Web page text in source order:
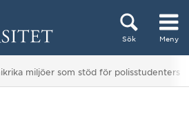
Sök Meny
här: miljöer som stöd för polisstudenters